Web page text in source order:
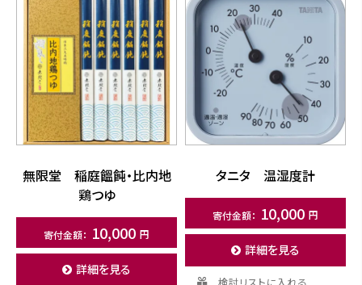
無限堂 稲庭饂飩・比内地
鶏つゆ
10,000
詳細を見る
タニタ 温湿度計
10,000
詳細を見る